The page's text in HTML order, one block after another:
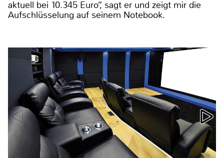
aktuell bei 10.345 Euro“, sagt er und zeigt mir die
Aufschlüsselung auf seinem Notebook.